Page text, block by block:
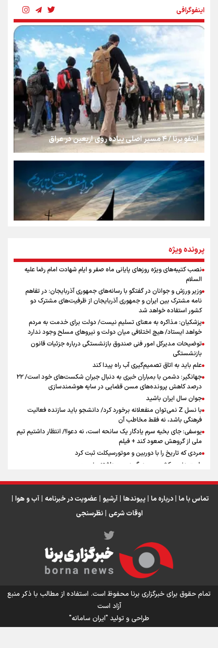
بنزین؛ تدبیری برای حفظ امنیت انرژی
«هورامان»؛ میراثی که جهان را شیفته کرد
شکستگیِ بزرگ؛ روایتِ یک استخوان، یک نسل، یک توهم!
رسانه ملی و حق مردم برای شنیدن صدای رئیس‌جمهوری
روایت ایران از کنار مردم
جمله‌ای که بغض چهارماهه را شکست؛ «آهای مردم، آقا از
تهران رفتند»
سه حسرتی که به دلم ماند
اینفوگرافی
اینفو برنا / ۴ مسیر اصلی پیاده روی اربعین در عراق
اینفو برنا / توصیه‌هایی طلایی برای پیاده روی اربعین
اینفو برنا / جدول کامل فاصله مرز شلمچه تا شهرهای زیارتی
عراق
اینفو برنا/ میزان مالیات بر ارزش افزوده چقدر است؟
پرونده ویژه
نصب کتیبه‌های ویژه روزهای پایانی ماه صفر و ایام شهادت امام رضا علیه
السلام
وزیر ورزش و جوانان در گفتگو با رسانه‌های جمهوری آذربایجان: در تفاهم
نامه مشترک بین ایران و جمهوری آذربایجان از ظرفیت‌های مشترک دو
کشور استفاده خواهد شد
پزشکیان: مذاکره به معنای تسلیم نیست/ دولت برای خدمت به مردم
خواهد ایستاد/ هیچ اختلافی میان دولت و نیروهای مسلح وجود ندارد
توضیحات مدیرکل امور فنی صندوق بازنشستگی درباره جزئیات قانون
بازنشستگی
علم باید به اتاق تصمیم‌گیری آب راه پیدا کند
جهانگیر: دشمن با بمباران خبری به دنبال جبران شکست‌های خود است/ ۲۲
درصد کاهش پرونده‌های مسن قضایی در سایه هوشمندسازی
جوان سال ایران باشید
با نسل Z نمی‌توان منفعلانه برخورد کرد/ دانشجو باید سازنده فعالیت
فرهنگی باشد، نه فقط مخاطب آن
یوسفی: جای بخیه سرم یادگار یک سانحه است، نه دعوا!/ انتظار داشتیم تیم
ملی از گروهش صعود کند + فیلم
مردی که تاریخ را با دوربین و موتورسیکلت ثبت کرد
رابرت دنیرو: کشور من دیگر دوست‌داشتنی نیست
انتظار حضور تیم‌های بزرگ مثل استقلال در لیگ هستیم
تورم ۵۸ درصدی معدن / وقتی هزینه استخراج از توان قیمت‌گذاری سبقتتماس با ما | درباره ما | پیوندها | آرشیو | عضویت در خبرنامه | آب و هوا |
اوقات شرعی | نظرسنجی
تمام حقوق برای خبرگزاری برنا محفوظ است. استفاده از مطالب با ذکر منبع
آزاد است
طراحی و تولید"ایران سامانه"